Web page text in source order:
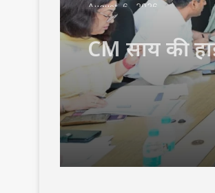
CM साय की
हेल्पलाइन,
पर फोकस,
अफसरों को